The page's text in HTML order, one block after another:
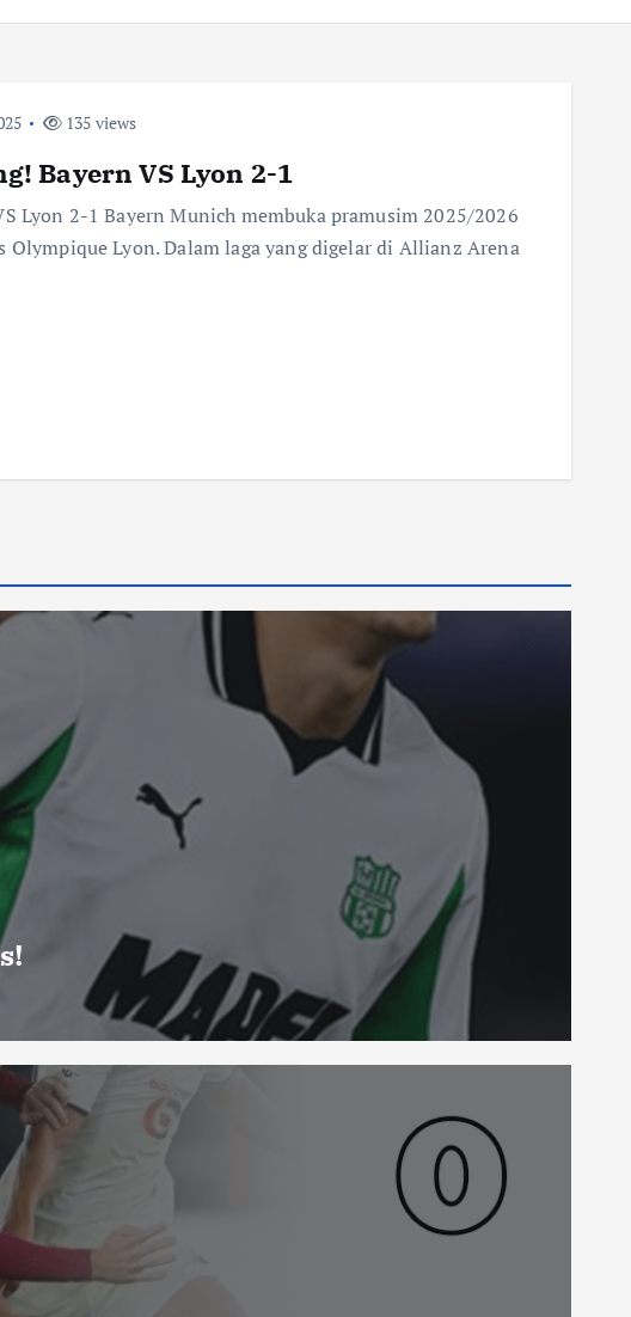
135 views
Bayern VS Lyon 2-1
Lyon 2-1 Bayern Munich membuka pramusim 2025/2026
Olympique Lyon. Dalam laga yang digelar di Allianz Arena